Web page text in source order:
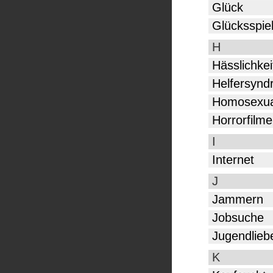
Glück
Glücksspiel
H
Horrorfilme
I
Internet
J
Jammern
Jobsuche
K